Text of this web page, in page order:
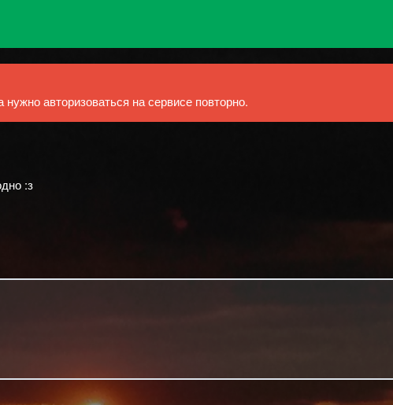
авторизоваться на сервисе повторно.
:з